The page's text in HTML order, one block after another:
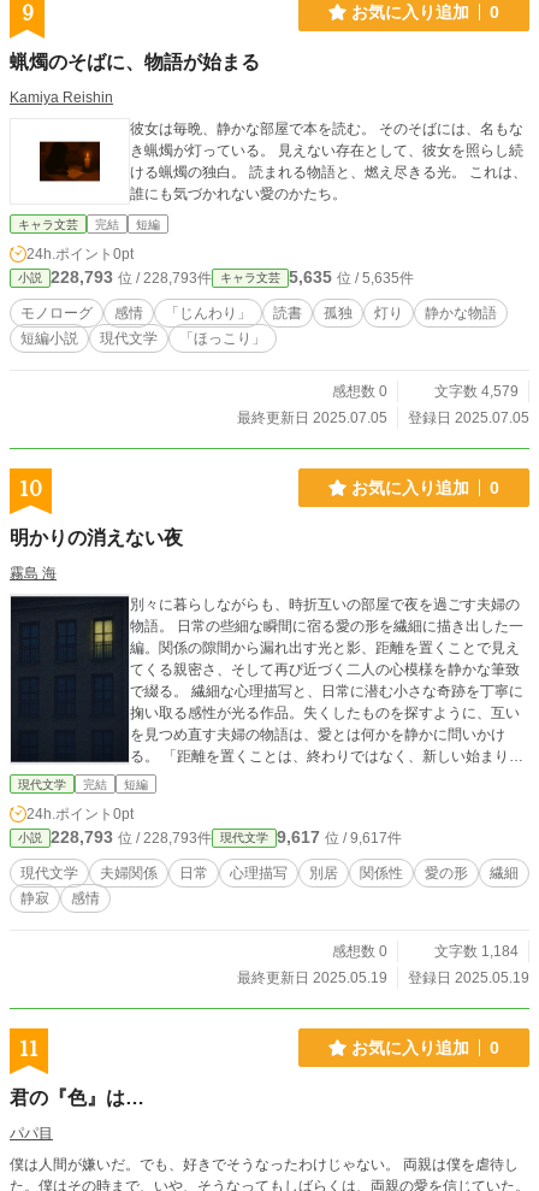
9 お気に入り追加 0
蝋燭のそばに、物語が始まる
Kamiya Reishin
彼女は毎晩、静かな部屋で本を読む。 そのそばには、名もな
き蝋燭が灯っている。 見えない存在として、彼女を照らし続
ける蝋燭の独白。 読まれる物語と、燃え尽きる光。 これは、
誰にも気づかれない愛のかたち。
キャラ文芸 完結 短編
24h.ポイント 0pt
小説 228,793 位 / 228,793件 キャラ文芸 5,635 位 / 5,635件
モノローグ 感情 「じんわり」 読書 孤独 灯り
静かな物語
短編小説
現代文学 「ほっこり」
感想数 0
文字数 4,579
最終更新日 2025.07.05
登録日 2025.07.05
10 お気に入り追加 0
明かりの消えない夜
霧島 海
別々に暮らしながらも、時折互いの部屋で夜を過ごす夫婦の
物語。 日常の些細な瞬間に宿る愛の形を繊細に描き出した一
編。関係の隙間から漏れ出す光と影、距離を置くことで見え
てくる親密さ、そして再び近づく二人の心模様を静かな筆致
で綴る。 繊細な心理描写と、日常に潜む小さな奇跡を丁寧に
掬い取る感性が光る作品。失くしたものを探すように、互い
を見つめ直す夫婦の物語は、愛とは何かを静かに問いかけ
る。 「距離を置くことは、終わりではなく、新しい始まりか
もしれない」
現代文学 完結 短編
24h.ポイント 0pt
小説 228,793 位 / 228,793件 現代文学 9,617 位 / 9,617件
現代文学 夫婦関係 日常 心理描写 別居 関係性 愛の形
繊細
静寂
感情
感想数 0
文字数 1,184
最終更新日 2025.05.19
登録日 2025.05.19
11 お気に入り追加 0
君の『色』は…
パパ目
僕は人間が嫌いだ。でも、好きでそうなったわけじゃない。 両親は僕を虐待し
た。僕はその時まで、いや、そうなってもしばらくは、両親の愛を信じていた。